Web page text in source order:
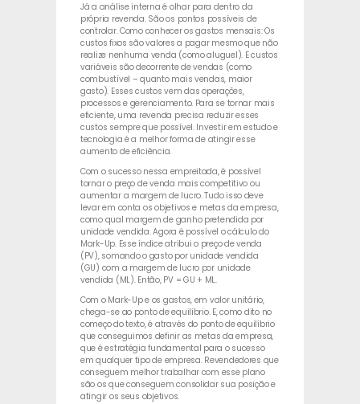
Já a análise interna é olhar para dentro da
própria revenda. São os pontos possíveis de
controlar. Como conhecer os gastos mensais: Os
custos fixos são valores a pagar mesmo que não
realize nenhuma venda (como aluguel). E custos
variáveis são decorrente de vendas (como
combustível – quanto mais vendas, maior
gasto). Esses custos vem das operações,
processos e gerenciamento. Para se tornar mais
eficiente, uma revenda precisa reduzir esses
custos sempre que possível. Investir em estudo e
tecnologia é a melhor forma de atingir esse
aumento de eficiência.
Com o sucesso nessa empreitada, é possível
tornar o preço de venda mais competitivo ou
aumentar a margem de lucro. Tudo isso deve
levar em conta os objetivos e metas da empresa,
como qual margem de ganho pretendida por
unidade vendida. Agora é possível o cálculo do
Mark-Up. Esse índice atribui o preço de venda
(PV), somando o gasto por unidade vendida
(GU) com a margem de lucro por unidade
vendida (ML). Então, PV = GU + ML.
Com o Mark-Up e os gastos, em valor unitário,
chega-se ao ponto de equilíbrio. E, como dito no
começo do texto, é através do ponto de equilíbrio
que conseguimos definir as metas da empresa,
que é estratégia fundamental para o sucesso
em qualquer tipo de empresa. Revendedores que
conseguem melhor trabalhar com esse plano
são os que conseguem consolidar sua posição e
atingir os seus objetivos.